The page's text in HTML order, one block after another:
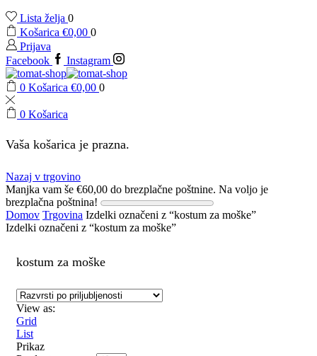
Lista želja 0
Košarica €0,00 0
Prijava
Facebook
Instagram
0 Košarica €0,00 0
0 Košarica
Vaša košarica je prazna.
Nazaj v trgovino
Manjka vam še €60,00 do brezplačne poštnine. Na voljo je
brezplačna poštnina!
Domov Trgovina Izdelki označeni z “kostum za moške”
Izdelki označeni z “kostum za moške”
kostum za moške
View as:
Grid
List
Prikaz